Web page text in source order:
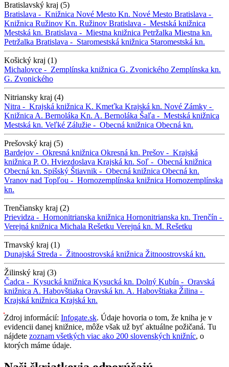
Bratislavský kraj (5)
Bratislava - Knižnica Nové Mesto Kn. Nové Mesto Bratislava -
Knižnica Ružinov Kn. Ružinov Bratislava - Mestská knižnica
Mestská kn. Bratislava - Miestna knižnica Petržalka Miestna kn.
Petržalka Bratislava - Staromestská knižnica Staromestská kn.
Košický kraj (1)
Michalovce - Zemplínska knižnica G. Zvonického Zemplínska kn.
G. Zvonického
Nitriansky kraj (4)
Nitra - Krajská knižnica K. Kmeťka Krajská kn. Nové Zámky -
Knižnica A. Bernoláka Kn. A. Bernoláka Šaľa - Mestská knižnica
Mestská kn. Veľké Zálužie - Obecná knižnica Obecná kn.
Prešovský kraj (5)
Bardejov - Okresná knižnica Okresná kn. Prešov - Krajská
knižnica P. O. Hviezdoslava Krajská kn. Soľ - Obecná knižnica
Obecná kn. Spišský Štiavnik - Obecná knižnica Obecná kn.
Vranov nad Topľou - Hornozemplínska knižnica Hornozemplínska
kn.
Trenčiansky kraj (2)
Prievidza - Hornonitrianska knižnica Hornonitrianska kn. Trenčín -
Verejná knižnica Michala Rešetku Verejná kn. M. Rešetku
Trnavský kraj (1)
Dunajská Streda - Žitnoostrovská knižnica Žitnoostrovská kn.
Žilinský kraj (3)
Čadca - Kysucká knižnica Kysucká kn. Dolný Kubín - Oravská
knižnica A. Habovštiaka Oravská kn. A. Habovštiaka Žilina -
Krajská knižnica Krajská kn.
Zdroj informácií: Infogate.sk. Údaje hovoria o tom, že kniha je v
evidencii danej knižnice, môže však už byť aktuálne požičaná. Tu
nájdete zoznam všetkých viac ako 200 slovenských knižníc, o
ktorých máme údaje.